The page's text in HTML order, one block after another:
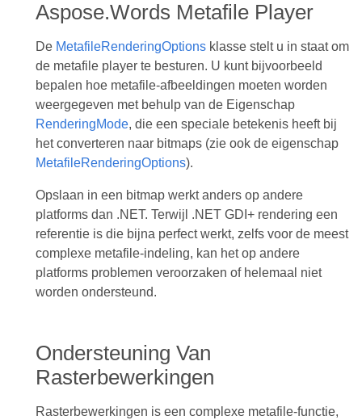
Aspose.Words Metafile Player
De MetafileRenderingOptionsklasse stelt u in staat om
de metafile player te besturen. U kunt bijvoorbeeld
bepalen hoe metafile-afbeeldingen moeten worden
weergegeven met behulp van de Eigenschap
RenderingMode, die een speciale betekenis heeft bij
het converteren naar bitmaps (zie ook de eigenschap
MetafileRenderingOptions).
Opslaan in een bitmap werkt anders op andere
platforms dan .NET. Terwijl .NET GDI+ rendering een
referentie is die bijna perfect werkt, zelfs voor de meest
complexe metafile-indeling, kan het op andere
platforms problemen veroorzaken of helemaal niet
worden ondersteund.
Ondersteuning Van
Rasterbewerkingen
Rasterbewerkingen is een complexe metafile-functie,